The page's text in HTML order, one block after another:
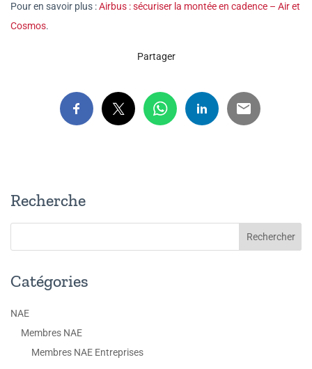
Pour en savoir plus :Airbus : sécuriser la montée en cadence – Air et
Cosmos.
Partager
Recherche
Catégories
NAE
Membres NAE
Membres NAE Entreprises